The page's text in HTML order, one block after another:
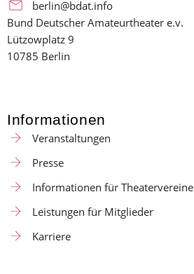
berlin@bdat.info
Bund Deutscher Amateurtheater e.v.
Lützowplatz 9
10785 Berlin
Informationen
Veranstaltungen
Presse
Informationen für Theatervereine
Leistungen für Mitglieder
Karriere